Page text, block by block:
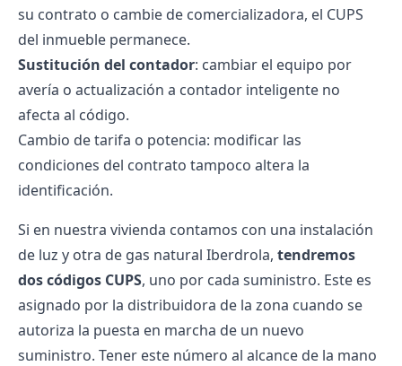
su contrato o cambie de comercializadora, el CUPS
del inmueble permanece.
Sustitución del contador: cambiar el equipo por
avería o actualización a contador inteligente no
afecta al código.
Cambio de tarifa o potencia: modificar las
condiciones del contrato tampoco altera la
identificación.
Si en nuestra vivienda contamos con una instalación
de luz y otra de gas natural Iberdrola, tendremos
dos códigos CUPS, uno por cada suministro. Este es
asignado por la distribuidora de la zona cuando se
autoriza la puesta en marcha de un nuevo
suministro. Tener este número al alcance de la mano